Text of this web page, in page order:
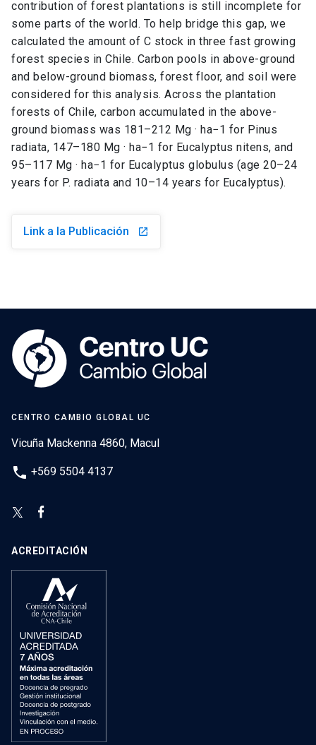
contribution of forest plantations is still incomplete for
some parts of the world. To help bridge this gap, we
calculated the amount of C stock in three fast growing
forest species in Chile. Carbon pools in above-ground
and below-ground biomass, forest floor, and soil were
considered for this analysis. Across the plantation
forests of Chile, carbon accumulated in the above-
ground biomass was 181–212 Mg · ha−1 for Pinus
radiata, 147–180 Mg · ha−1 for Eucalyptus nitens, and
95–117 Mg · ha−1 for Eucalyptus globulus (age 20–24
years for P. radiata and 10–14 years for Eucalyptus).
Link a la Publicación launch
CENTRO CAMBIO GLOBAL UC
Vicuña Mackenna 4860, Macul
phone +569 5504 4137
ACREDITACIÓN